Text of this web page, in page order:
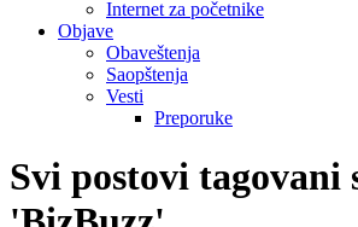
Internet za početnike
Objave
Obaveštenja
Saopštenja
Vesti
Preporuke
Svi postovi tagovani